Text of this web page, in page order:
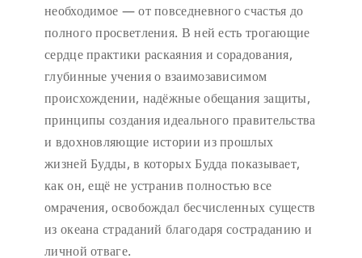
необходимое — от повседневного счастья до
полного просветления. В ней есть трогающие
сердце практики раскаяния и сорадования,
глубинные учения о взаимозависимом
происхождении, надёжные обещания защиты,
принципы создания идеального правительства
и вдохновляющие истории из прошлых
жизней Будды, в которых Будда показывает,
как он, ещё не устранив полностью все
омрачения, освобождал бесчисленных существ
из океана страданий благодаря состраданию и
личной отваге.